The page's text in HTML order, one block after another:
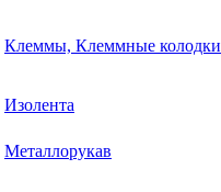
Клеммы, Клеммные колодки
Изолента
Металлорукав